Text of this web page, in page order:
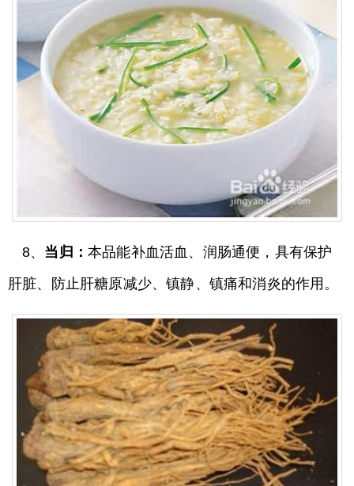
8、 当归：本品能补血活血、润肠通便，具有保护
肝脏、防止肝糖原减少、镇静、镇痛和消炎的作用。